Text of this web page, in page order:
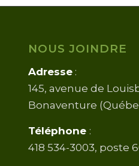
NOUS JOINDRE
Adresse :
145, avenue de
Bonaventure
Téléphone :
418 534-3003, poste